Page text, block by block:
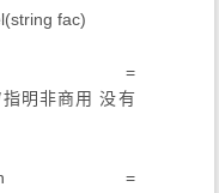
fac)
=
指明非商用 没有
=